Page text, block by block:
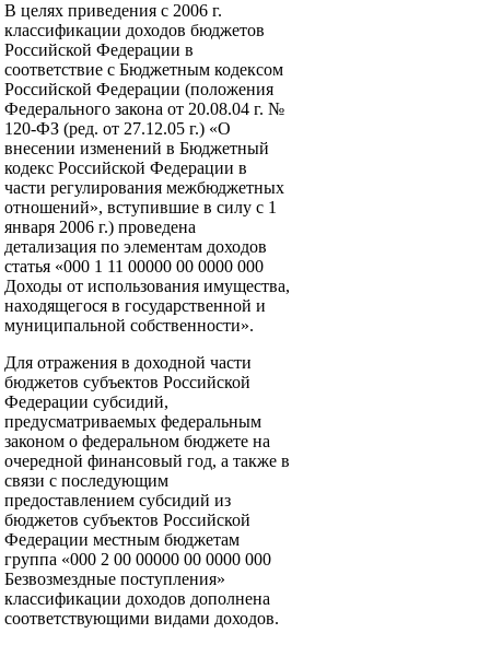
В целях приведения с 2006 г.
классификации доходов бюджетов
Российской Федерации в
соответствие с Бюджетным кодексом
Российской Федерации (положения
Федерального закона от 20.08.04 г. №
120-ФЗ (ред. от 27.12.05 г.) «О
внесении изменений в Бюджетный
кодекс Российской Федерации в
части регулирования межбюджетных
отношений», вступившие в силу с 1
января 2006 г.) проведена
детализация по элементам доходов
статья «000 1 11 00000 00 0000 000
Доходы от использования имущества,
находящегося в государственной и
муниципальной собственности».
Для отражения в доходной части
бюджетов субъектов Российской
Федерации субсидий,
предусматриваемых федеральным
законом о федеральном бюджете на
очередной финансовый год, а также в
связи с последующим
предоставлением субсидий из
бюджетов субъектов Российской
Федерации местным бюджетам
группа «000 2 00 00000 00 0000 000
Безвозмездные поступления»
классификации доходов дополнена
соответствующими видами доходов.